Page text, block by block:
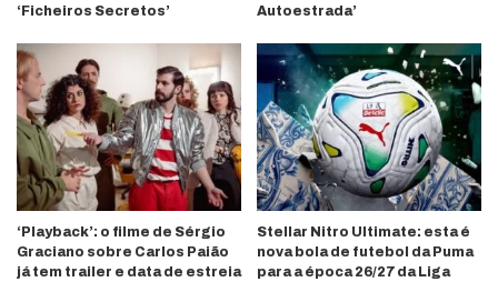
‘Ficheiros Secretos’
Autoestrada’
‘Playback’: o filme de Sérgio
Graciano sobre Carlos Paião
já tem trailer e data de estreia
Stellar Nitro Ultimate: esta é
nova bola de futebol da Puma
para a época 26/27 da Liga